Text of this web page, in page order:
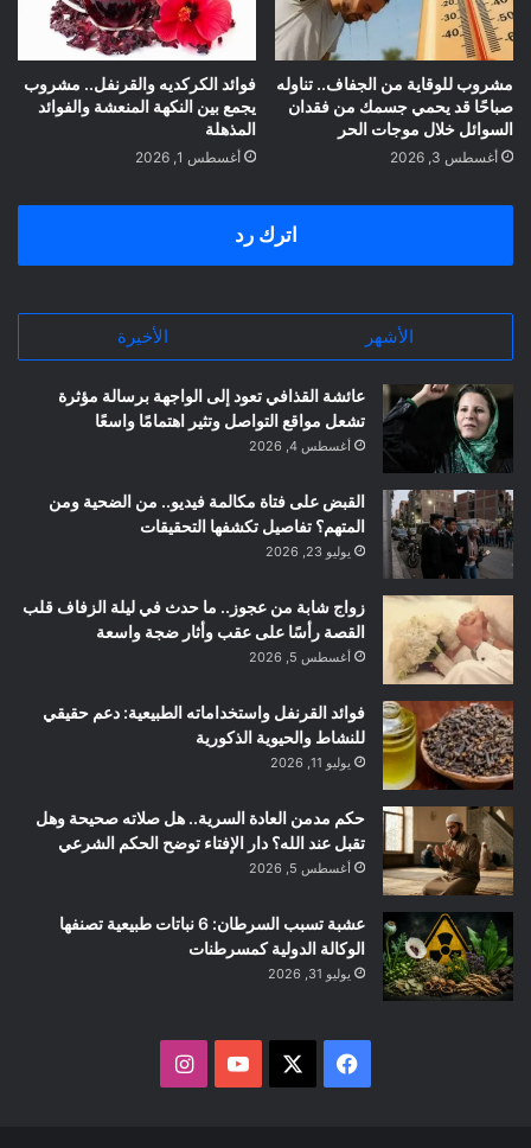
مشروب للوقاية من الجفاف.. تناوله
صباحًا قد يحمي جسمك من فقدان
السوائل خلال موجات الحر
أغسطس 3, 2026
فوائد الكركديه والقرنفل.. مشروب
يجمع بين النكهة المنعشة والفوائد
المذهلة
أغسطس 1, 2026
اترك رد
الأشهر الأخيرة
عائشة القذافي تعود إلى الواجهة برسالة مؤثرة
تشعل مواقع التواصل وتثير اهتمامًا واسعًا
أغسطس 4, 2026
القبض على فتاة مكالمة فيديو.. من الضحية ومن
المتهم؟ تفاصيل تكشفها التحقيقات
يوليو 23, 2026
زواج شابة من عجوز.. ما حدث في ليلة الزفاف قلب
القصة رأسًا على عقب وأثار ضجة واسعة
أغسطس 5, 2026
فوائد القرنفل واستخداماته الطبيعية: دعم حقيقي
للنشاط والحيوية الذكورية
يوليو 11, 2026
حكم مدمن العادة السرية.. هل صلاته صحيحة وهل
تقبل عند الله؟ دار الإفتاء توضح الحكم الشرعي
أغسطس 5, 2026
عشبة تسبب السرطان: 6 نباتات طبيعية تصنفها
الوكالة الدولية كمسرطنات
يوليو 31, 2026